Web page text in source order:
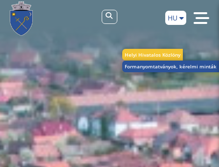
HU
Helyi Hivatalos Közlöny
Formanyomtatványok, kérelmi minták